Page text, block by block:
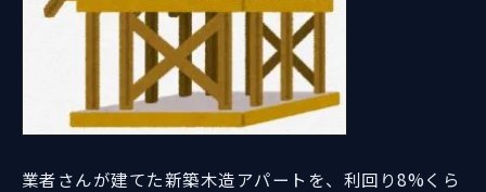
業者さんが建てた新築木造アパートを、利回り8%くら